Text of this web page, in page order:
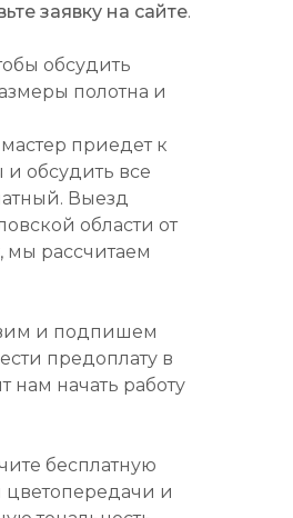
заявку на сайте.
обсудить
полотна и
приедет к
и обсудить все
Выезд
области от
мы рассчитаем
и подпишем
предоплату в
нам начать работу
бесплатную
цветопередачи и